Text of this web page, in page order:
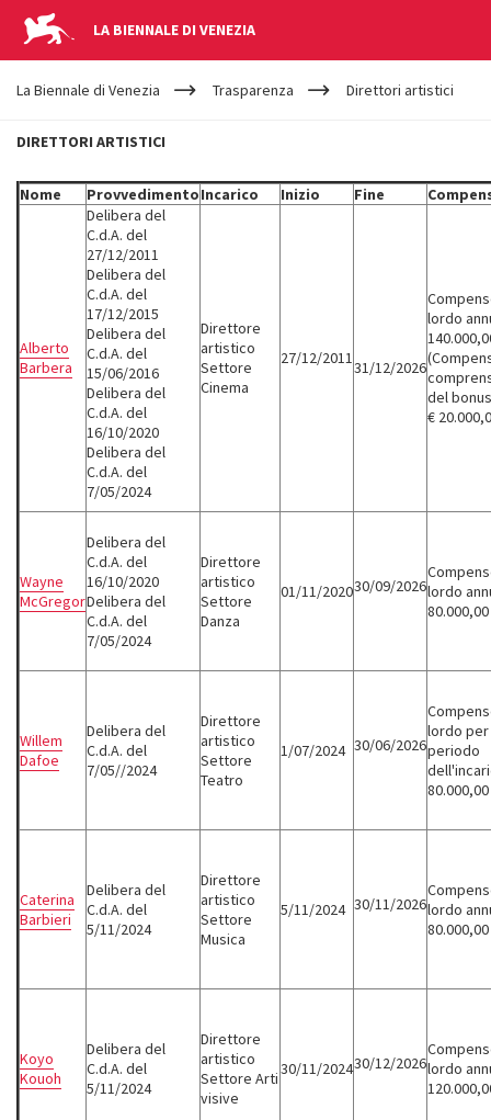
LA BIENNALE DI VENEZIA
YOUR
ARE
La Biennale di Venezia Trasparenza Direttori artistici
DIRETTORI
ARTISTICI
DIRETTORI ARTISTICI
Nome ProvvedimentoIncarico Inizio Fine
Alberto
Barbera
Delibera del
C.d.A. del
27/12/2011
Delibera del
C.d.A. del
17/12/2015
Delibera del
C.d.A. del
15/06/2016
Delibera del
C.d.A. del
16/10/2020
Delibera del
C.d.A. del
7/05/2024
Direttore
artistico
Settore
Cinema
27/12/201131/12/2026
lordo
del
€
Wayne
McGregor
Delibera del
C.d.A. del
16/10/2020
Delibera del
C.d.A. del
7/05/2024
Direttore
artistico
Settore
Danza
01/11/202030/09/2026lordo
80.000,00
Willem
Dafoe
Delibera del
C.d.A. del
7/05//2024
Direttore
artistico
Settore
Teatro
1/07/2024 30/06/2026
lordo per
periodo
80.000,00
Caterina
Barbieri
Delibera del
C.d.A. del
5/11/2024
Direttore
artistico
Settore
Musica
5/11/2024 30/11/2026lordo
80.000,00
Koyo
Kouoh
Delibera del
C.d.A. del
5/11/2024
Direttore
artistico
Settore Arti
visive
30/11/202430/12/2026lordo